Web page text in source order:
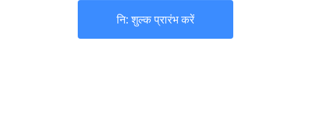
नि: शुल्क प्रारंभ करें